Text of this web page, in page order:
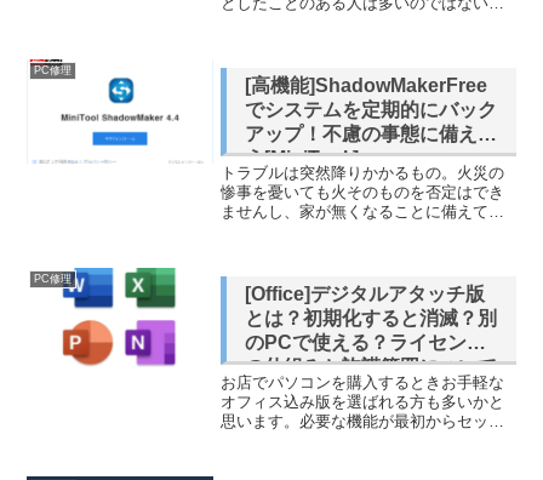
BY50S、このバッテ...
PC修理
[高機能]ShadowMakerFree
でシステムを定期的にバック
アップ！不慮の事態に備えよ
う[MiniTool ]
トラブルは突然降りかかるもの。火災の
惨事を憂いても火そのものを否定はでき
ませんし、家が無くなることに備えて家
す。今回はデータの管理...
PC修理
[Office]デジタルアタッチ版
とは？初期化すると消滅？別
のPCで使える？ライセンス
の仕組みと許諾範囲について
[DA版][バンドル版][2025]
お店でパソコンを購入するときお手軽な
オフィス込み版を選ばれる方も多いかと
思います。必要な機能が最初からセット